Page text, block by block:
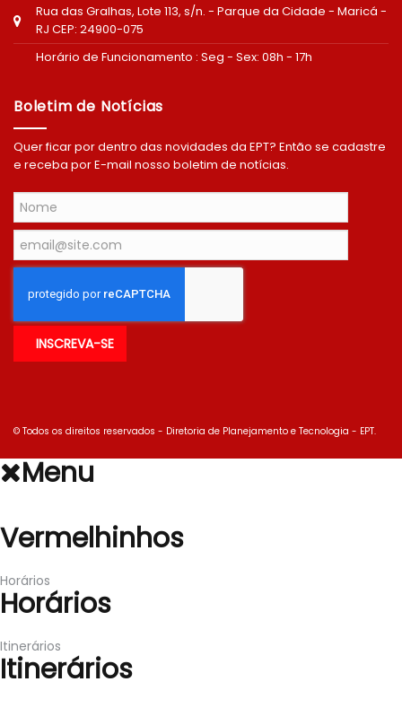
Rua das Gralhas, Lote 113, s/n. - Parque da Cidade - Maricá -
RJ CEP: 24900-075
Horário de Funcionamento : Seg - Sex: 08h - 17h
Boletim de Notícias
Quer ficar por dentro das novidades da EPT? Então se cadastre
e receba por E-mail nosso boletim de notícias.
© Todos os direitos reservados - Diretoria de Planejamento e Tecnologia - EPT.
Menu
Vermelhinhos
Horários
Horários
Itinerários
Itinerários